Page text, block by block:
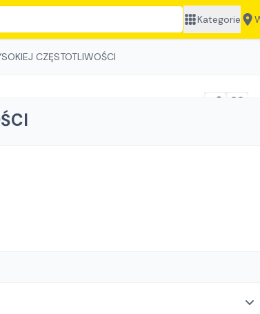
Kategorie
CZĘSTOTLIWOŚCI